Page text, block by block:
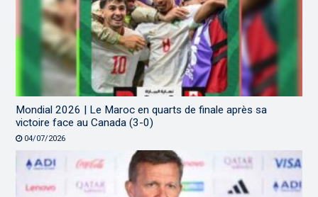
Mondial 2026 | Le Maroc en quarts de finale après sa
victoire face au Canada (3-0)
04/07/2026